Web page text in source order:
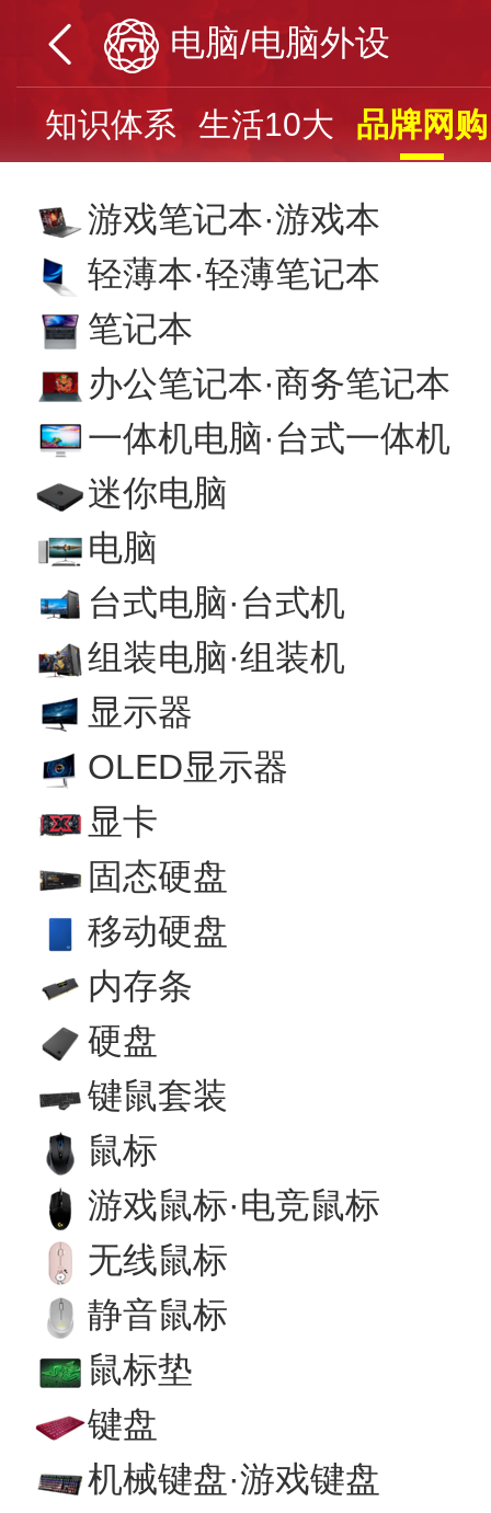
电脑/电脑外设
知识体系 生活10大 品牌网购
游戏笔记本·游戏本
轻薄本·轻薄笔记本
笔记本
办公笔记本·商务笔记本
一体机电脑·台式一体机
迷你电脑
电脑
台式电脑·台式机
组装电脑·组装机
显示器
OLED显示器
显卡
固态硬盘
移动硬盘
内存条
硬盘
键鼠套装
鼠标
游戏鼠标·电竞鼠标
无线鼠标
静音鼠标
鼠标垫
键盘
机械键盘·游戏键盘